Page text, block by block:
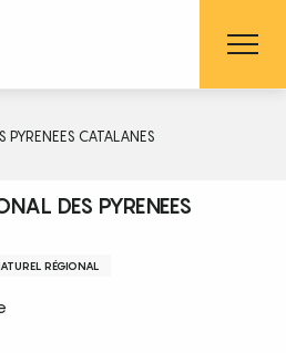
PYRENEES CATALANES
DES PYRENEES
RÉGIONAL